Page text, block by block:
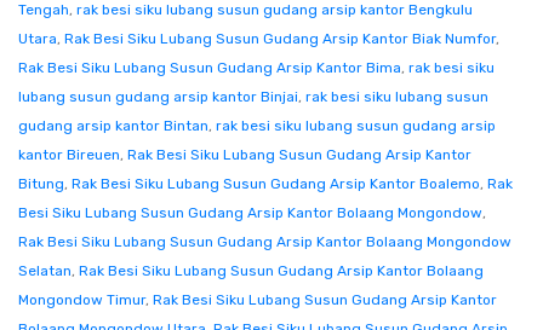
Tengah, rak besi siku lubang susun gudang arsip kantor Bengkulu
Utara, Rak Besi Siku Lubang Susun Gudang Arsip Kantor Biak Numfor,
Rak Besi Siku Lubang Susun Gudang Arsip Kantor Bima, rak besi siku
lubang susun gudang arsip kantor Binjai, rak besi siku lubang susun
gudang arsip kantor Bintan, rak besi siku lubang susun gudang arsip
kantor Bireuen, Rak Besi Siku Lubang Susun Gudang Arsip Kantor
Bitung, Rak Besi Siku Lubang Susun Gudang Arsip Kantor Boalemo, Rak
Besi Siku Lubang Susun Gudang Arsip Kantor Bolaang Mongondow,
Rak Besi Siku Lubang Susun Gudang Arsip Kantor Bolaang Mongondow
Selatan, Rak Besi Siku Lubang Susun Gudang Arsip Kantor Bolaang
Mongondow Timur, Rak Besi Siku Lubang Susun Gudang Arsip Kantor